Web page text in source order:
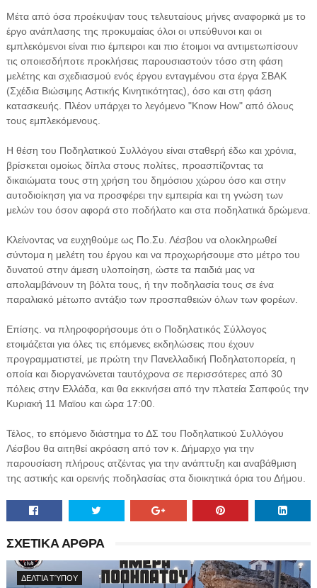
Μέτα από όσα προέκυψαν τους τελευταίους μήνες αναφορικά με το
έργο ανάπλασης της προκυμαίας όλοι οι υπεύθυνοι και οι
εμπλεκόμενοι είναι πιο έμπειροι και πιο έτοιμοι να αντιμετωπίσουν
τις οποιεσδήποτε προκλήσεις παρουσιαστούν τόσο στη φάση
μελέτης και σχεδιασμού ενός έργου ενταγμένου στα έργα ΣΒΑΚ
(Σχέδια Βιώσιμης Αστικής Κινητικότητας), όσο και στη φάση
κατασκευής. Πλέον υπάρχει το λεγόμενο "Know How" από όλους
τους εμπλεκόμενους.
Η θέση του Ποδηλατικού Συλλόγου είναι σταθερή έδω και χρόνια,
βρίσκεται ομοίως δίπλα στους πολίτες, προασπίζοντας τα
δικαιώματα τους στη χρήση του δημόσιου χώρου όσο και στην
αυτοδιοίκηση για να προσφέρει την εμπειρία και τη γνώση των
μελών του όσον αφορά στο ποδήλατο και στα ποδηλατικά δρώμενα.
Κλείνοντας να ευχηθούμε ως Πο.Συ. Λέσβου να ολοκληρωθεί
σύντομα η μελέτη του έργου και να προχωρήσουμε στο μέτρο του
δυνατού στην άμεση υλοποίηση, ώστε τα παιδιά μας να
απολαμβάνουν τη βόλτα τους, ή την ποδηλασία τους σε ένα
παραλιακό μέτωπο αντάξιο των προσπαθειών όλων των φορέων.
Επίσης. να πληροφορήσουμε ότι ο Ποδηλατικός Σύλλογος
ετοιμάζεται για όλες τις επόμενες εκδηλώσεις που έχουν
προγραμματιστεί, με πρώτη την Πανελλαδική Ποδηλατοπορεία, η
οποία και διοργανώνεται ταυτόχρονα σε περισσότερες από 30
πόλεις στην Ελλάδα, και θα εκκινήσει από την πλατεία Σαπφούς την
Κυριακή 11 Μαϊου και ώρα 17:00.
Τέλος, το επόμενο διάστημα το ΔΣ του Ποδηλατικού Συλλόγου
Λέσβου θα αιτηθεί ακρόαση από τον κ. Δήμαρχο για την
παρουσίαση πλήρους ατζέντας για την ανάπτυξη και αναβάθμιση
της αστικής και ορεινής ποδηλασίας στα διοικητικά όρια του Δήμου.
ΣΧΕΤΙΚΑ ΑΡΘΡΑ
ΔΕΛΤΊΑ ΤΎΠΟΥ